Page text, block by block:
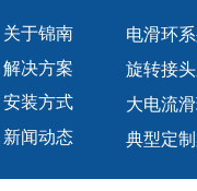
电滑环
旋转接
大电流
典型定
关于锦南
解决方案
安装方式
新闻动态